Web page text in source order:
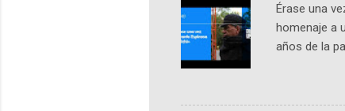
Érase una
homenaje a
años de la
nuestro